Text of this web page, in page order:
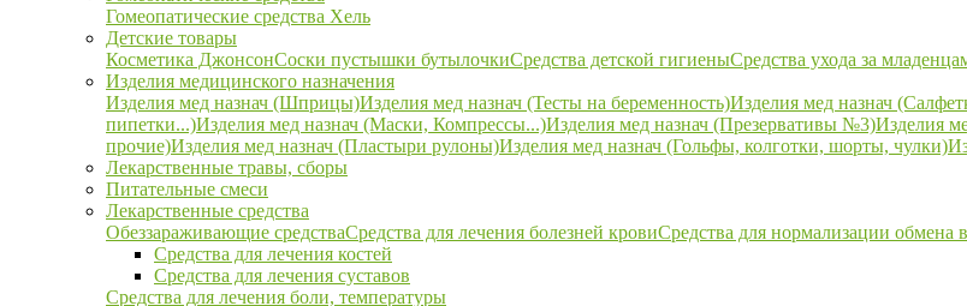
Гомеопатические средства Хель
Детские товары
Косметика ДжонсонСоски пустышки бутылочкиСредства детской гигиеныСредства ухода за
Изделия медицинского назначения
Изделия мед назнач (Шприцы)Изделия мед назнач (Тесты на беременность)Изделия мед назнач
пипетки...)Изделия мед назнач (Маски, Компрессы...)Изделия мед назнач (Презервативы №3)Изделия
прочие)Изделия мед назнач (Пластыри рулоны)Изделия мед назнач (Гольфы, колготки, шорты, чулки)
Лекарственные травы, сборы
Питательные смеси
Лекарственные средства
Обеззараживающие средстваСредства для лечения болезней кровиСредства для нормализации обмена
Средства для лечения костей
Средства для лечения суставов
Средства для лечения боли, температуры